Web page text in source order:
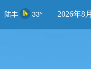
陆丰 33° 2026年8